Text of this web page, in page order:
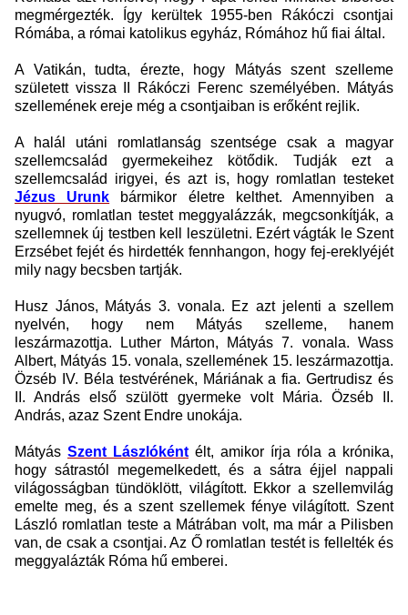
megmérgezték. Így kerültek 1955-ben Rákóczi csontjai
Rómába, a római katolikus egyház, Rómához hű fiai által.
A Vatikán, tudta, érezte, hogy Mátyás szent szelleme
született vissza II Rákóczi Ferenc személyében. Mátyás
szellemének ereje még a csontjaiban is erőként rejlik.
A halál utáni romlatlanság szentsége csak a magyar
szellemcsalád gyermekeihez kötődik. Tudják ezt a
szellemcsalád irigyei, és azt is, hogy romlatlan testeket
Jézus Urunk bármikor életre kelthet. Amennyiben a
nyugvó, romlatlan testet meggyalázzák, megcsonkítják, a
szellemnek új testben kell leszületni. Ezért vágták le Szent
Erzsébet fejét és hirdették fennhangon, hogy fej-ereklyéjét
mily nagy becsben tartják.
Husz János, Mátyás 3. vonala. Ez azt jelenti a szellem
nyelvén, hogy nem Mátyás szelleme, hanem
leszármazottja.
Luther Márton, Mátyás 7. vonala.Wass
Albert, Mátyás 15. vonala, szellemének 15. leszármazottja.
Özséb IV. Béla testvérének, Máriának a fia. Gertrudisz és
II. András első szülött gyermeke volt Mária. Özséb II.
András, azaz Szent Endre unokája.
Mátyás Szent Lászlóként élt, amikor írja róla a krónika,
hogy sátrastól megemelkedett, és a sátra éjjel nappali
világosságban tündöklött, világított. Ekkor a szellemvilág
emelte meg, és a szent szellemek fénye világított. Szent
László romlatlan teste a Mátrában volt, ma már a Pilisben
van, de csak a csontjai. Az Ő romlatlan testét is fellelték és
meggyalázták Róma hű emberei.